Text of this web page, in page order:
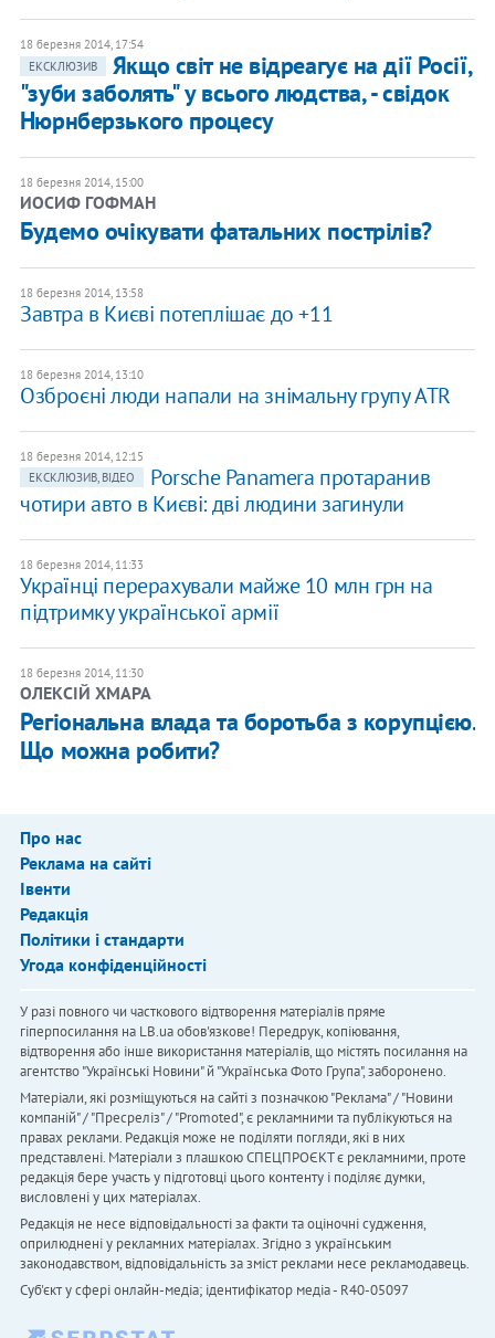
18 березня 2014, 17:54
ЕКСКЛЮЗИВ
Якщо світ не відреагує на дії Росії,
"зуби заболять" у всього людства, - свідок
Нюрнберзького процесу
18 березня 2014, 15:00
ИОСИФ ГОФМАН
Будемо очікувати фатальних пострілів?
18 березня 2014, 13:58
Завтра в Києві потеплішає до +11
18 березня 2014, 13:10
Озброєні люди напали на знімальну групу ATR
18 березня 2014, 12:15
ЕКСКЛЮЗИВ, ВІДЕО
Porsche Panamera протаранив
чотири авто в Києві: дві людини загинули
18 березня 2014, 11:33
Українці перерахували майже 10 млн грн на
підтримку української армії
18 березня 2014, 11:30
ОЛЕКСІЙ ХМАРА
Регіональна влада та боротьба з корупцією.
Що можна робити?
Про нас
Реклама на сайті
Івенти
Редакція
Політики і стандарти
Угода конфіденційності
У разі повного чи часткового відтворення матеріалів пряме
гіперпосилання на LB.ua обов'язкове! Передрук, копіювання,
відтворення або інше використання матеріалів, що містять посилання на
агентство "Українськi Новини" й "Українська Фото Група", заборонено.
Матеріали, які розміщуються на сайті з позначкою "Реклама" / "Новини
компаній" / "Пресреліз" / "Promoted", є рекламними та публікуються на
правах реклами. Редакція може не поділяти погляди, які в них
представлені. Матеріали з плашкою СПЕЦПРОЄКТ є рекламними, проте
редакція бере участь у підготовці цього контенту і поділяє думки,
висловлені у цих матеріалах.
Редакція не несе відповідальності за факти та оціночні судження,
оприлюднені у рекламних матеріалах. Згідно з українським
законодавством, відповідальність за зміст реклами несе рекламодавець.
Cуб'єкт у сфері онлайн-медіа; ідентифікатор медіа - R40-05097